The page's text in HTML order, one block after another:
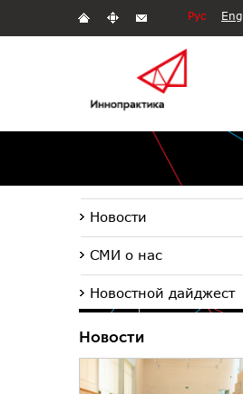
Рус Eng
Новости
СМИ о нас
Новостной дайджест
Новости